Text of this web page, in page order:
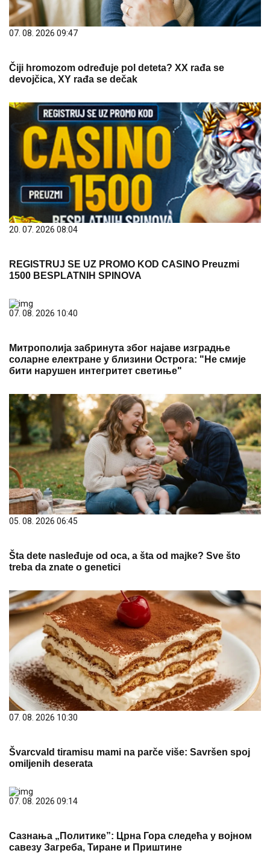
07. 08. 2026 09:47
Čiji hromozom određuje pol deteta? XX rađa se
devojčica, XY rađa se dečak
20. 07. 2026 08:04
REGISTRUJ SE UZ PROMO KOD CASINO Preuzmi
1500 BESPLATNIH SPINOVA
07. 08. 2026 10:40
Митрополија забринута због најаве изградње
соларне електране у близини Острога: "Не смије
бити нарушен интегритет светиње"
05. 08. 2026 06:45
Šta dete nasleđuje od oca, a šta od majke? Sve što
treba da znate o genetici
07. 08. 2026 10:30
Švarcvald tiramisu mami na parče više: Savršen spoj
omiljenih deserata
07. 08. 2026 09:14
Сазнања „Политике”: Црна Гора следећа у војном
савезу Загреба, Тиране и Приштине